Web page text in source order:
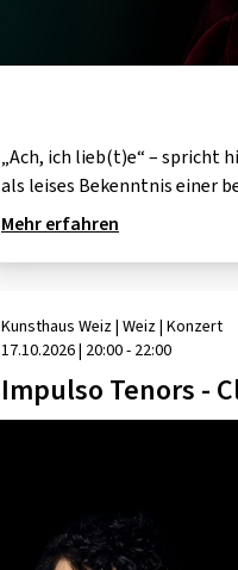
„Ach, ich lieb(t)e“ – spricht
als leises Bekenntnis einer
Mehr erfahren
Kunsthaus Weiz| Weiz| Konzert
17.10.2026| 20:00 - 22:00
Impulso Tenors -